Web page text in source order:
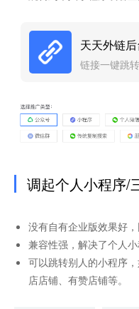
天天外链
链接一键跳
调起个人小程序/
没有自有企业版效果好，
兼容性强，解决了个人
可以跳转别人的小程序
店店铺、有赞店铺等。